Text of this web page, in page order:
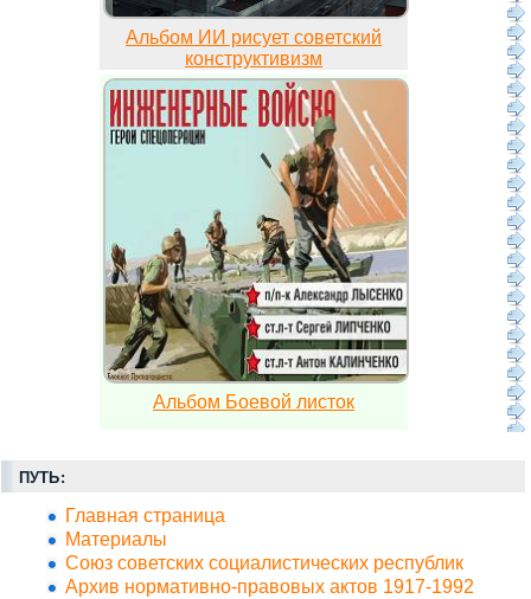
Альбом ИИ рисует советский
конструктивизм
Альбом Боевой листок
ПУТЬ:
Главная страница
Материалы
Союз советских социалистических республик
Архив нормативно-правовых актов 1917-1992